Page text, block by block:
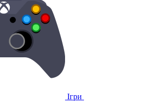
Ігри